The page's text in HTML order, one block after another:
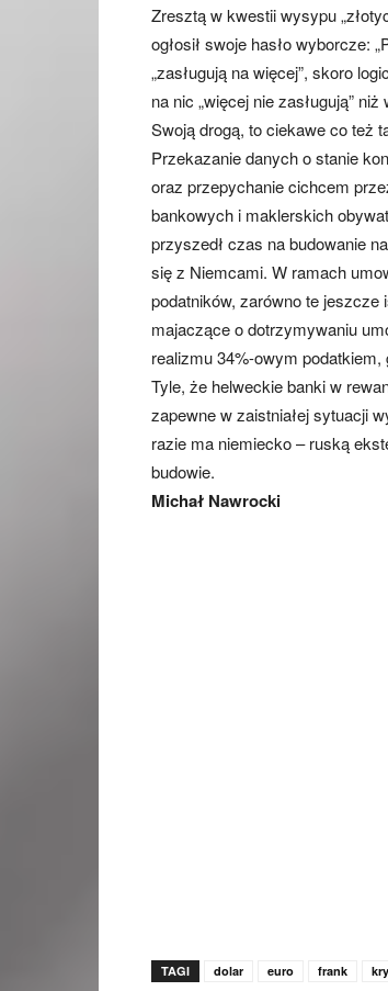
Zresztą w kwestii wysypu
ogłosił swoje hasło wyborcze:
„zasługują na więcej”, skoro
na nic „więcej nie zasługują”
Swoją drogą, to ciekawe co też
Przekazanie danych o stanie
oraz przepychanie cichcem
bankowych i maklerskich
przyszedł czas na budowanie
się z Niemcami. W ramach
podatników, zarówno te
majaczące o dotrzymywaniu
realizmu 34%-owym podatkiem,
Tyle, że helweckie banki w
zapewne w zaistniałej sytuacji
razie ma niemiecko – ruską
budowie.
Michał Nawrocki
TAGI dolar euro frank